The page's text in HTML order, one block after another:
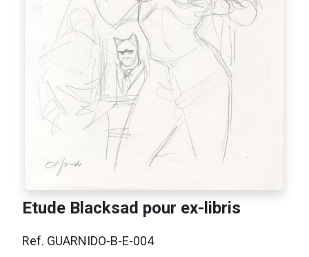
Etude Blacksad pour ex-libris
Ref. GUARNIDO-B-E-004